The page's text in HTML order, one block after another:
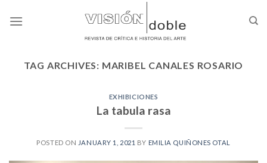
TAG ARCHIVES: MARIBEL CANALES ROSARIO
EXHIBICIONES
La tabula rasa
POSTED ON JANUARY 1, 2021 BY EMILIA QUIÑONES OTAL